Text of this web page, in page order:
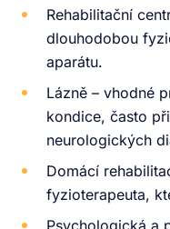
Rehabilitační
dlouhodobou
aparátu.
Lázně – vhodné
kondice, často
neurologických
Domácí
fyzioterapeuta,
Psychologická a